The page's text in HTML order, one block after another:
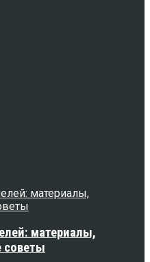
материалы,
советы